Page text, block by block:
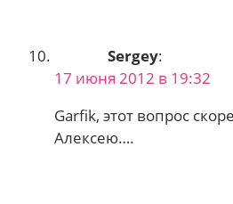
Sergey:
17 июня 2012 в 19:32
Garfik, этот вопрос
Алексею….